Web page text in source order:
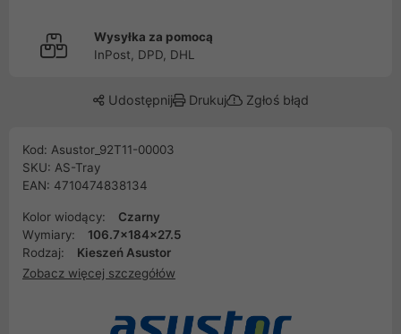
Wysyłka za pomocą
InPost, DPD, DHL
Udostępnij Drukuj Zgłoś błąd
Kod: Asustor_92T11-00003
SKU: AS-Tray
EAN: 4710474838134
Kolor wiodący:
Czarny
Wymiary:
106.7x184x27.5
Rodzaj:
Kieszeń Asustor
Zobacz więcej szczegółów